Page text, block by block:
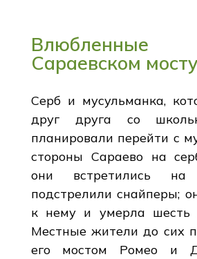
Сараевском мосту
Серб и мусульманка,
друг друга со
планировали перейти с
стороны Сараево на
они встретились
подстрелили снайперы;
к нему и умерла шесть
Местные жители до сих
его мостом Ромео и